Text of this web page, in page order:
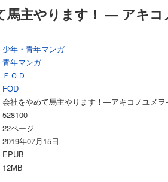
社をやめて馬主やります！ ― アキコノ
ない！ 東京の会社を辞めて、競走馬を生産する実
か…。会社員時代のスキルと金銭感覚を活かし、
会社をやめて馬主やります！ ― アキコノ
110円 (税込)
「馬主（うまぬし）」ってお金持ちじゃなくても
ない！ 東京の会社を辞めて、競走馬を生産する実
か…。会社員時代のスキルと金銭感覚を活かし、
馬主やります！ ― アキ
少年・青年マンガ
青年マンガ
ＦＯＤ
FOD
会社をやめて馬主やります！―アキコノユメ
528100
22ページ
2019年07月15日
EPUB
12MB